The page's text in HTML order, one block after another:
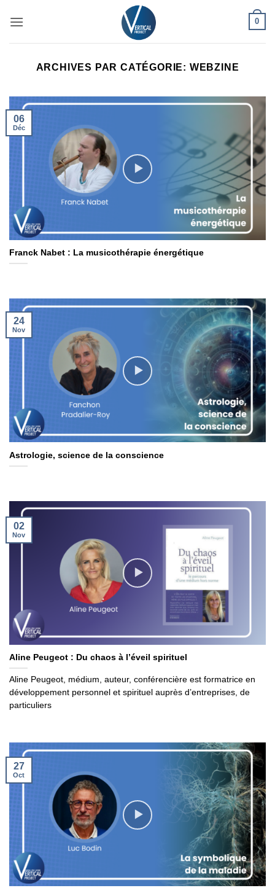
0
ARCHIVES PAR CATÉGORIE: WEBZINE
Franck Nabet : La musicothérapie énergétique
06
Déc
Astrologie, science de la conscience
24
Nov
Aline Peugeot : Du chaos à l’éveil spirituel
Aline Peugeot, médium, auteur, conférencière est formatrice en
développement personnel et spirituel auprès d’entreprises, de
particuliers
02
Nov
27
Oct